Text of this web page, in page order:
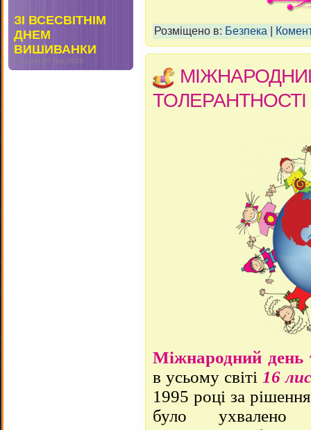
ЗІ ВСЕСВІТНІМ
ДНЕМ
ВИШИВАНКИ
1:22 pm 20 Тра 2026
Розміщено в: Безпека
ТОЛЕРАНТНОСТІ
Міжнародний день
в усьому світі 16
1995 році за
було